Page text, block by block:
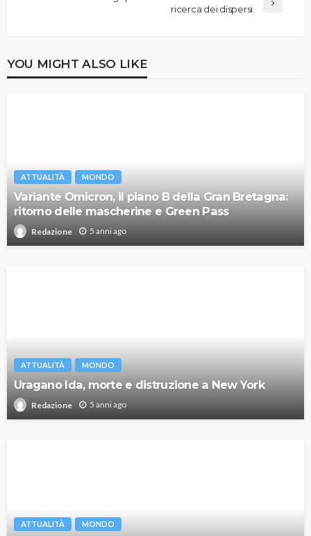
ricerca dei dispersi
YOU MIGHT ALSO LIKE
ATTUALITÀ MONDO
Variante Omicron, il piano B della Gran Bretagna:
ritorno delle mascherine e Green Pass
Redazione 5 anni ago
ATTUALITÀ MONDO
Uragano Ida, morte e distruzione a New York
Redazione 5 anni ago
ATTUALITÀ MONDO